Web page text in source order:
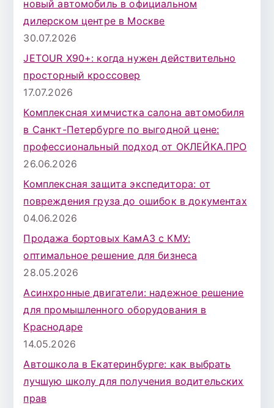
новый автомобиль в официальном
дилерском центре в Москве
30.07.2026
JETOUR X90+: когда нужен действительно
просторный кроссовер
17.07.2026
Комплексная химчистка салона автомобиля
в Санкт-Петербурге по выгодной цене:
профессиональный подход от ОКЛЕЙКА.ПРО
26.06.2026
Комплексная защита экспедитора: от
повреждения груза до ошибок в документах
04.06.2026
Продажа бортовых КамАЗ с КМУ:
оптимальное решение для бизнеса
28.05.2026
Асинхронные двигатели: надежное решение
для промышленного оборудования в
Краснодаре
14.05.2026
Автошкола в Екатеринбурге: как выбрать
лучшую школу для получения водительских
прав